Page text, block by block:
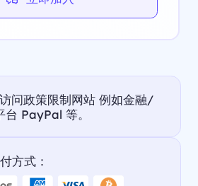
问政策限制网站 例如金融/
PayPal 等。
方式：